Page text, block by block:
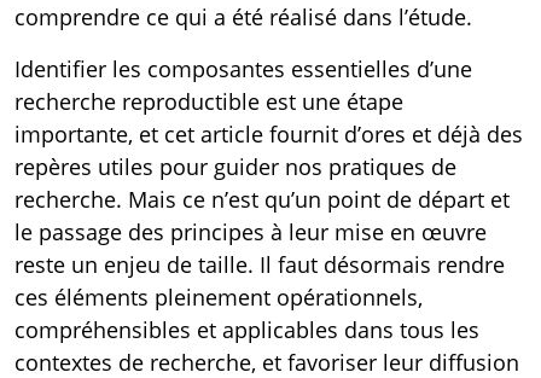
comprendre ce qui a été réalisé dans l’étude.
Identifier les composantes essentielles d’une
recherche reproductible est une étape
importante, et cet article fournit d’ores et déjà des
repères utiles pour guider nos pratiques de
recherche. Mais ce n’est qu’un point de départ et
le passage des principes à leur mise en œuvre
reste un enjeu de taille. Il faut désormais rendre
ces éléments pleinement opérationnels,
compréhensibles et applicables dans tous les
contextes de recherche, et favoriser leur diffusion